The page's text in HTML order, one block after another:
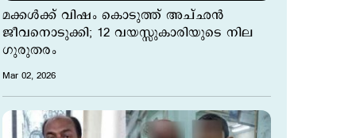
മക്കള്‍ക്ക് വിഷം കൊടുത്ത് അച്ഛന്‍
ജീവനൊടുക്കി; 12 വയസ്സുകാരിയുടെ നില
ഗുരുതരം
Mar 02, 2026